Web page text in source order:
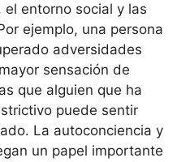
entorno social y las
ejemplo, una persona
adversidades
sensación de
que alguien que ha
puede sentir
La autoconciencia y
un papel importante